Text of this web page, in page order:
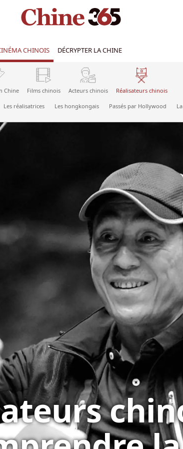
CHINOIS DÉCRYPTER LA CHINE
Chine Films chinois Acteurs chinois Réalisateurs chinois
Les réalisatrices Les hongkongais Passés par Hollywood